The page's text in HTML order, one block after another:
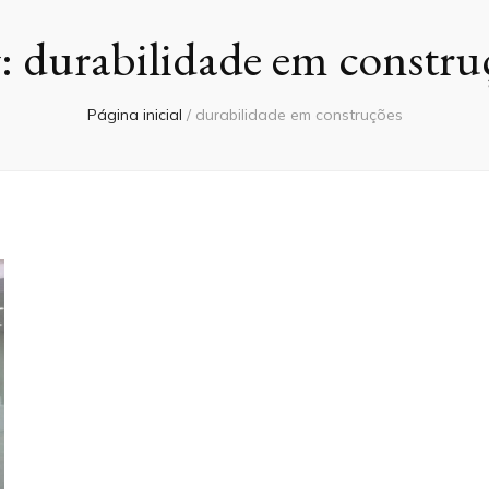
durabilidade em
Página inicial / durabilidade em construções